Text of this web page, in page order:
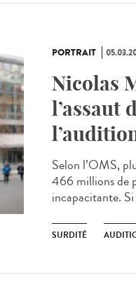
PORTRAIT
Nicolas
l’assaut
Selon l’OMS,
466 millions de
incapacitante.
SURDITÉ